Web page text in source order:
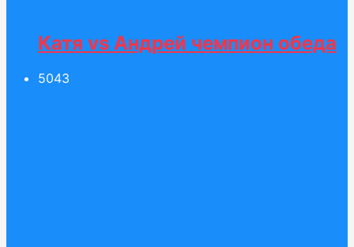
Катя vs Андрей чемпион обеда
5043